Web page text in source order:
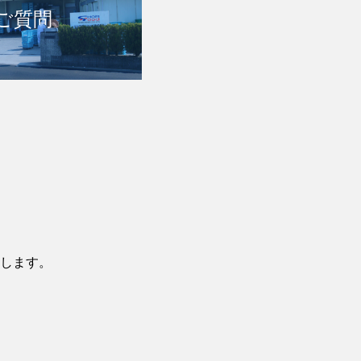
質問
ます。